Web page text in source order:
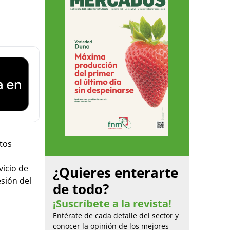
de
del
¿Quieres enterarte
de todo?
¡Suscríbete a la revista!
Entérate de cada detalle del sector y
conocer la opinión de los mejores